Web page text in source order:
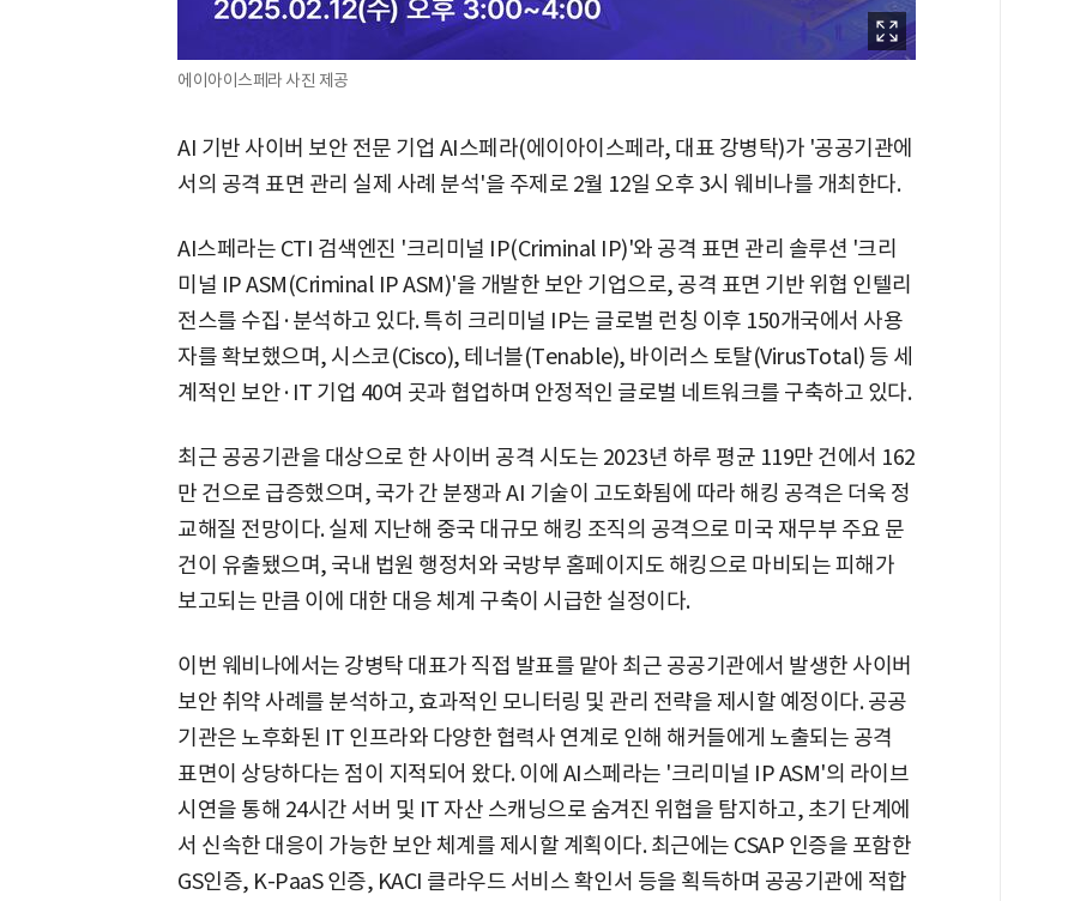
에이아이스페라 사진 제공
AI 기반 사이버 보안 전문 기업 AI스페라(에이아이스페라, 대표 강병탁)가 '공공기관에
서의 공격 표면 관리 실제 사례 분석'을 주제로 2월 12일 오후 3시 웨비나를 개최한다.
AI스페라는 CTI 검색엔진 '크리미널 IP(Criminal IP)'와 공격 표면 관리 솔루션 '크리
미널 IP ASM(Criminal IP ASM)'을 개발한 보안 기업으로, 공격 표면 기반 위협 인텔리
전스를 수집·분석하고 있다. 특히 크리미널 IP는 글로벌 런칭 이후 150개국에서 사용
자를 확보했으며, 시스코(Cisco), 테너블(Tenable), 바이러스 토탈(VirusTotal) 등 세
계적인 보안·IT 기업 40여 곳과 협업하며 안정적인 글로벌 네트워크를 구축하고 있다.
최근 공공기관을 대상으로 한 사이버 공격 시도는 2023년 하루 평균 119만 건에서 162
만 건으로 급증했으며, 국가 간 분쟁과 AI 기술이 고도화됨에 따라 해킹 공격은 더욱 정
교해질 전망이다. 실제 지난해 중국 대규모 해킹 조직의 공격으로 미국 재무부 주요 문
건이 유출됐으며, 국내 법원 행정처와 국방부 홈페이지도 해킹으로 마비되는 피해가
보고되는 만큼 이에 대한 대응 체계 구축이 시급한 실정이다.
이번 웨비나에서는 강병탁 대표가 직접 발표를 맡아 최근 공공기관에서 발생한 사이버
보안 취약 사례를 분석하고, 효과적인 모니터링 및 관리 전략을 제시할 예정이다. 공공
기관은 노후화된 IT 인프라와 다양한 협력사 연계로 인해 해커들에게 노출되는 공격
표면이 상당하다는 점이 지적되어 왔다. 이에 AI스페라는 '크리미널 IP ASM'의 라이브
시연을 통해 24시간 서버 및 IT 자산 스캐닝으로 숨겨진 위협을 탐지하고, 초기 단계에
서 신속한 대응이 가능한 보안 체계를 제시할 계획이다. 최근에는 CSAP 인증을 포함한
GS인증, K-PaaS 인증, KACI 클라우드 서비스 확인서 등을 획득하며 공공기관에 적합